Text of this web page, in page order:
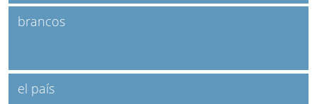
brancos
el país